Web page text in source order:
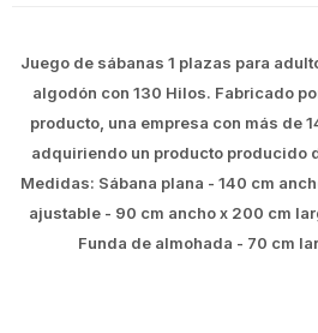
Juego de sábanas 1 plazas para
algodón con 130 Hilos. Fabricado
producto, una empresa con más de
adquiriendo un producto producido
Medidas: Sábana plana - 140 cm
ajustable - 90 cm ancho x 200 cm
Funda de almohada - 70 cm